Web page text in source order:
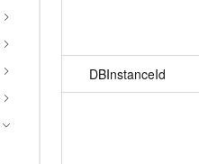
DBInstanceId